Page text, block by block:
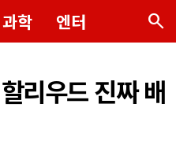
과학 엔터 search
리우드 진짜 배